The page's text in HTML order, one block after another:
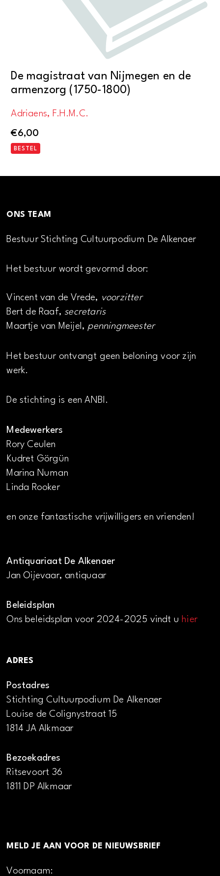
De magistraat van Nijmegen en de
armenzorg (1750-1800)
Adriaens, F.H.M.C.
€6,00
BESTEL
ONS TEAM
Bestuur Stichting Cultuurpodium De Alkenaer
Het bestuur wordt gevormd door:
Vincent van de Vrede, voorzitter
Bert de Raaf, secretaris
Maartje van Meijel, penningmeester
Het bestuur ontvangt geen beloning voor zijn
werk.
De stichting is een ANBI.
Medewerkers
Rory Ceulen
Kudret Görgün
Marina Numan
Linda Rooker
en onze fantastische vrijwilligers en vrienden!
Antiquariaat De Alkenaer
Jan Oijevaar, antiquaar
Beleidsplan
Ons beleidsplan voor 2024-2025 vindt uhier
ADRES
Postadres
Stichting Cultuurpodium De Alkenaer
Louise de Colignystraat 15
1814 JA Alkmaar
Bezoekadres
Ritsevoort 36
1811 DP Alkmaar
MELD JE AAN VOOR DE NIEUWSBRIEF
Voornaam: